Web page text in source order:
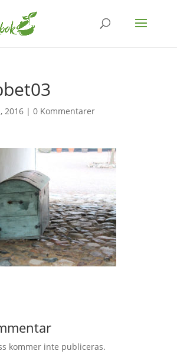
2016| 0 Kommentarer
kommer inte publiceras.